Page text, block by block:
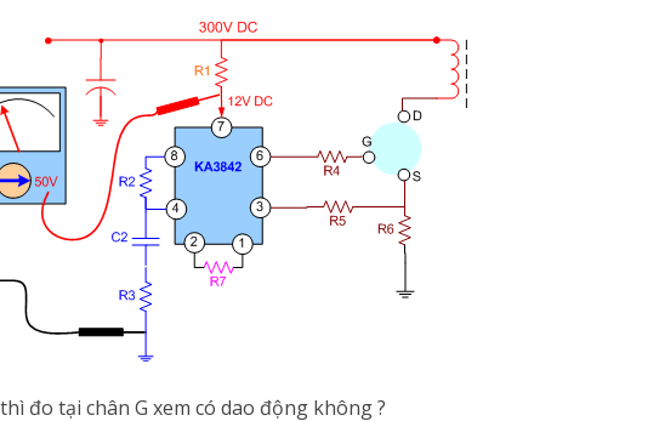
đo tại chân G xem có dao động không ?